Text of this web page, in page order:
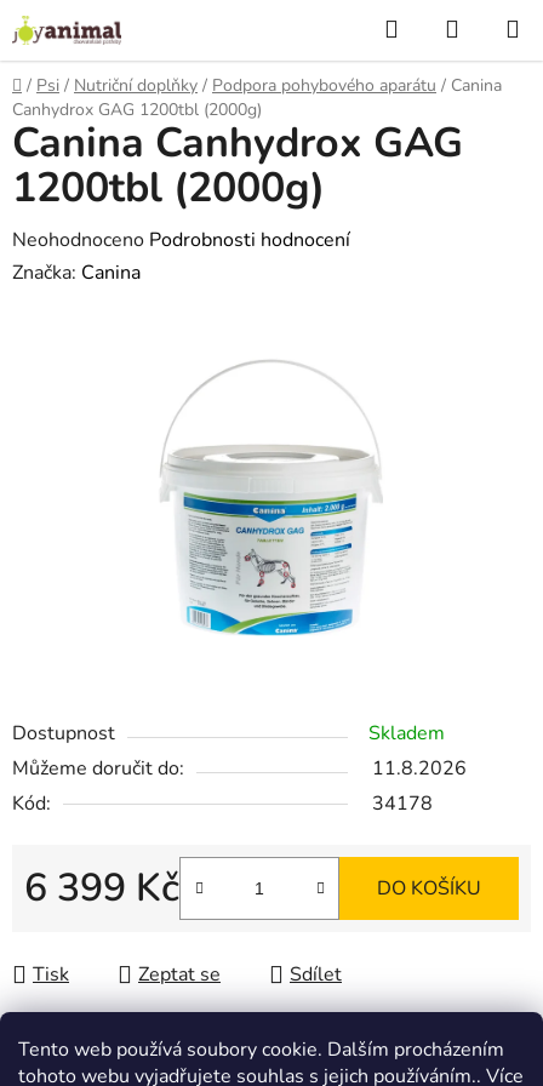
Tento web používá soubory cookie. Dalším procházením
tohoto webu vyjadřujete souhlas s jejich používáním.. Více
Přejít
na
obsah
Hledat
KOŠÍK
Domů
/ Psi / Nutriční doplňky / Podpora pohybového aparátu / Canina
Canhydrox GAG 1200tbl (2000g)
Dostupnost
Skladem
Můžeme doručit do:
11.8.2026
Kód:
34178
6 399 Kč DO KOŠÍKU
Tisk Zeptat se Sdílet
Canina Canhydrox GAG
1200tbl (2000g)
Průměrné
hodnocení
Neohodnoceno Podrobnosti hodnocení
Značka: Canina